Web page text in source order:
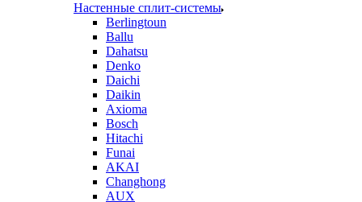
Настенные сплит-системы
Berlingtoun
Ballu
Dahatsu
Denko
Daichi
Daikin
Axioma
Bosch
Hitachi
Funai
AKAI
Changhong
AUX